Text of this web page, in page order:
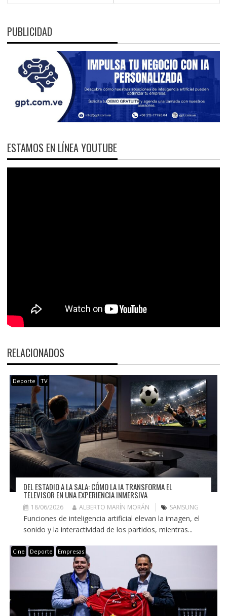
PUBLICIDAD
ESTAMOS EN LÍNEA YOUTUBE
RELACIONADOS
Deporte TV
DEL ESTADIO A LA SALA: CÓMO LA IA TRANSFORMA EL
TELEVISOR EN UNA EXPERIENCIA INMERSIVA
18/06/2026 ALBERTO MARÍN MORÁN SAMSUNG
Funciones de inteligencia artificial elevan la imagen, el
sonido y la interactividad de los partidos, mientras...
Cine Deporte Empresas